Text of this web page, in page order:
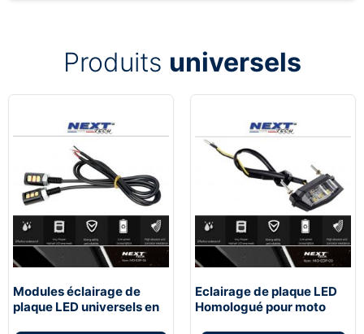
Produits universels
Modules éclairage de
plaque LED universels en
Eclairage de plaque LED
Homologué pour moto